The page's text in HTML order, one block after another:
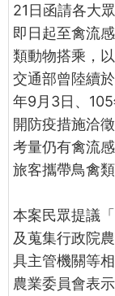
21日函請各大
即日起至禽流
類動物搭乘，
交通部曾陸續
年9月3日、
開防疫措施洽
考量仍有禽流
旅客攜帶鳥禽
本案民眾提議
及蒐集行政院
具主管機關等
農業委員會表